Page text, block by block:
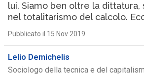
lui. Siamo ben oltre la
nel totalitarismo del calcolo.
Pubblicato il 15 Nov 2019
Lelio Demichelis
Sociologo della tecnica e del